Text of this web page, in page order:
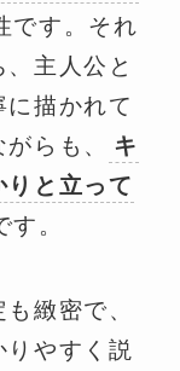
です。それ
主人公と
描かれて
らも、
キ
りと立って
。
緻密で、
りやすく説